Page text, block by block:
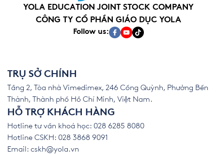
YOLA EDUCATION JOINT STOCK COMPANY
CÔNG TY CỔ PHẦN GIÁO DỤC YOLA
Follow us:
TRỤ SỞ CHÍNH
Tầng 2, Tòa nhà Vimedimex, 246 Cống Quỳnh, Phường Bến
Thành, Thành phố Hồ Chí Minh, Việt Nam.
HỖ TRỢ KHÁCH HÀNG
Hotline tư vấn khoá học: 028 6285 8080
Hotline CSKH: 028 3868 9091
Email: cskh@yola.vn